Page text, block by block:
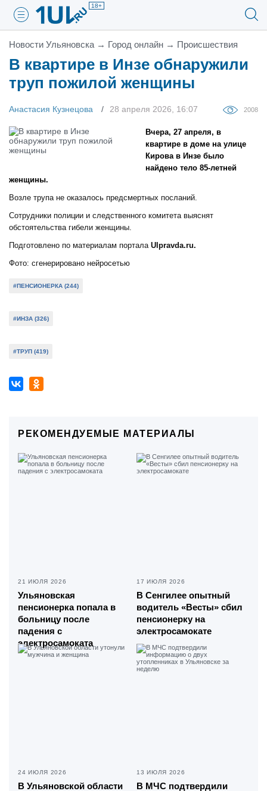
18+
Новости Ульяновска → Город онлайн → Проиcшествия
В квартире в Инзе обнаружили
труп пожилой женщины
Анастасия Кузнецова 28 апреля 2026, 16:07 2008
Вчера, 27 апреля, в
квартире в доме на улице
Кирова в Инзе было
найдено тело 85-летней
женщины.
Возле трупа не оказалось предсмертных посланий.
Сотрудники полиции и следственного комитета выяснят
обстоятельства гибели женщины.
Подготовлено по материалам портала Ulpravda.ru.
Фото: сгенерировано нейросетью
#ПЕНСИОНЕРКА (244)
#ИНЗА (326)
#ТРУП (419)
РЕКОМЕНДУЕМЫЕ МАТЕРИАЛЫ
21 ИЮЛЯ 2026
Ульяновская
пенсионерка попала в
больницу после
падения с
электросамоката
17 ИЮЛЯ 2026
В Сенгилее опытный
водитель «Весты» сбил
пенсионерку на
электросамокате
24 ИЮЛЯ 2026
В Ульяновской области
13 ИЮЛЯ 2026
В МЧС подтвердили